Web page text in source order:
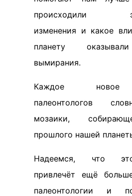
происходили
изменения и какое
планету
вымирания.
Каждое новое
палеонтологов
мозаики,
прошлого нашей
Надеемся, что
привлечёт ещё
палеонтологии и